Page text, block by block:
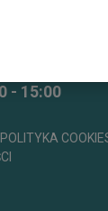
- 15:00
POLITYKA